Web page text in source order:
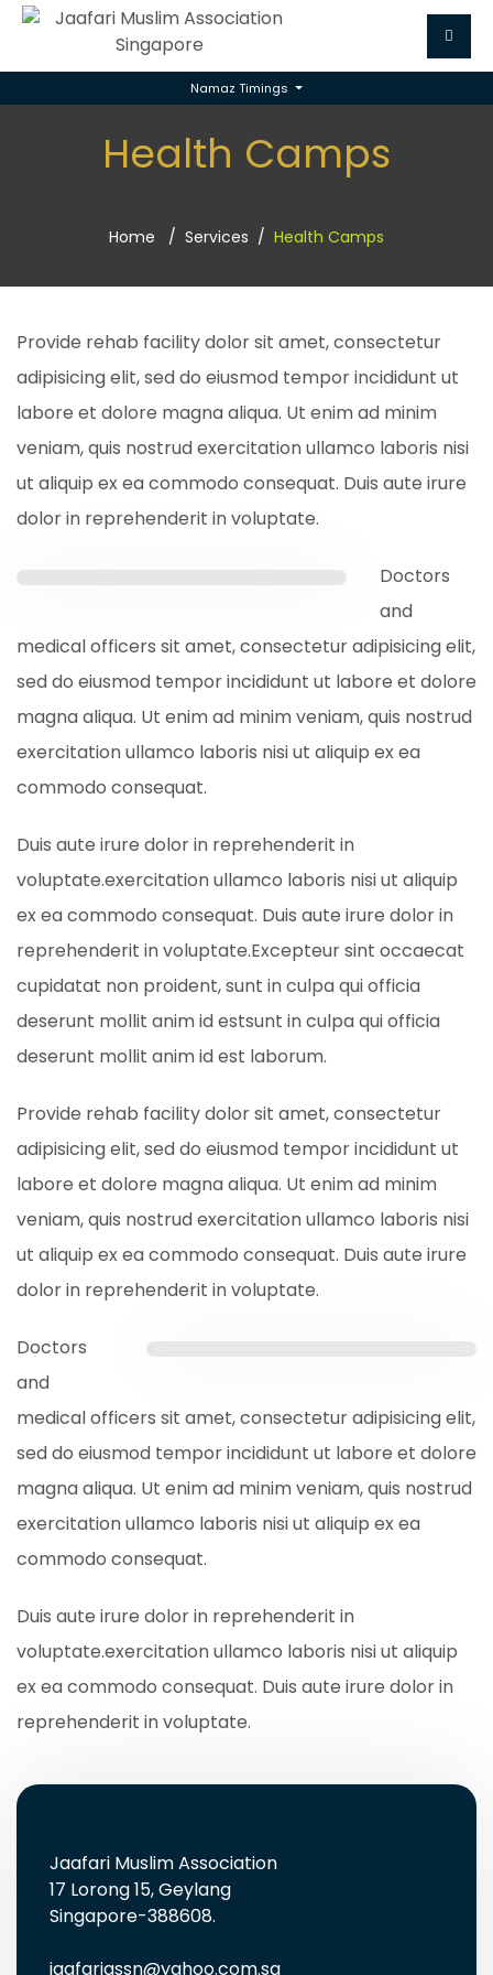
Namaz Timings
Health Camps
Home Services Health Camps
Provide rehab facility dolor sit amet, consectetur
adipisicing elit, sed do eiusmod tempor incididunt ut
labore et dolore magna aliqua. Ut enim ad minim
veniam, quis nostrud exercitation ullamco laboris nisi
ut aliquip ex ea commodo consequat. Duis aute irure
dolor in reprehenderit in voluptate.
Doctors
and
medical officers sit amet, consectetur adipisicing elit,
sed do eiusmod tempor incididunt ut labore et dolore
magna aliqua. Ut enim ad minim veniam, quis nostrud
exercitation ullamco laboris nisi ut aliquip ex ea
commodo consequat.
Duis aute irure dolor in reprehenderit in
voluptate.exercitation ullamco laboris nisi ut aliquip
ex ea commodo consequat. Duis aute irure dolor in
reprehenderit in voluptate.Excepteur sint occaecat
cupidatat non proident, sunt in culpa qui officia
deserunt mollit anim id estsunt in culpa qui officia
deserunt mollit anim id est laborum.
Provide rehab facility dolor sit amet, consectetur
adipisicing elit, sed do eiusmod tempor incididunt ut
labore et dolore magna aliqua. Ut enim ad minim
veniam, quis nostrud exercitation ullamco laboris nisi
ut aliquip ex ea commodo consequat. Duis aute irure
dolor in reprehenderit in voluptate.
Doctors
and
medical officers sit amet, consectetur adipisicing elit,
sed do eiusmod tempor incididunt ut labore et dolore
magna aliqua. Ut enim ad minim veniam, quis nostrud
exercitation ullamco laboris nisi ut aliquip ex ea
commodo consequat.
Duis aute irure dolor in reprehenderit in
voluptate.exercitation ullamco laboris nisi ut aliquip
ex ea commodo consequat. Duis aute irure dolor in
reprehenderit in voluptate.
Jaafari Muslim Association
17 Lorong 15, Geylang
Singapore-388608.
jaafariassn@yahoo.com.sg